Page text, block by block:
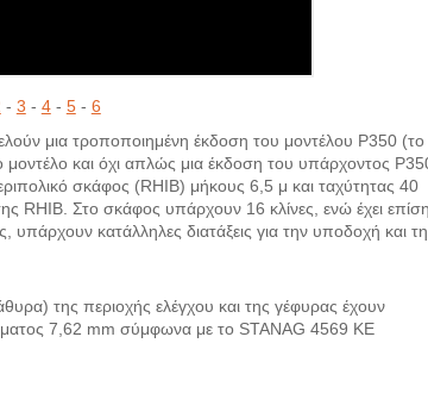
- 3 - 4- 5- 6
μια τροποποιημένη έκδοση του μοντέλου P350 (το
μοντέλο και όχι απλώς μια έκδοση του υπάρχοντος
σκάφος (RHIB) μήκους 6,5 μ και ταχύτητας 40
RHIB. Στο σκάφος υπάρχουν 16 κλίνες, ενώ έχει
υπάρχουν κατάλληλες διατάξεις για την υποδοχή και τη
της περιοχής ελέγχου και της γέφυρας έχουν
7,62 mm σύμφωνα με το STANAG 4569 KE